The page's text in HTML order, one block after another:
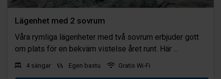
Lägenhet med 2 sovrum
Våra rymliga lägenheter med två sovrum erbjuder gott
om plats för en bekväm vistelse året runt. Här ...
4 sängar Egen bastu Gratis Wi-Fi